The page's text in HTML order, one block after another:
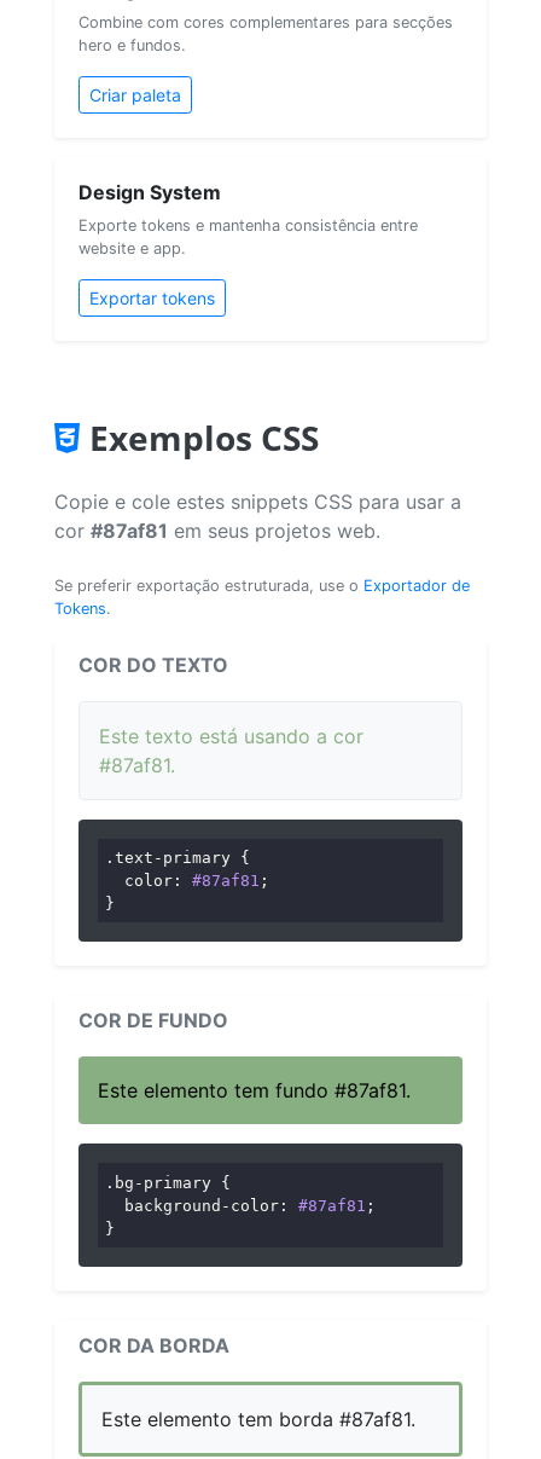
Combine com cores complementares para secções
hero e fundos.
Criar paleta
Design System
Exporte tokens e mantenha consistência entre
website e app.
Exportar tokens
Exemplos CSS
Copie e cole estes snippets CSS para usar a
cor #87af81 em seus projetos web.
Se preferir exportação estruturada, use o Exportador de
Tokens.
COR DO TEXTO
Este texto está usando a cor
#87af81.
.text-primary {
color : #87af81 ;
}
COR DE FUNDO
Este elemento tem fundo #87af81.
.bg-primary {
background-color : #87af81 ;
}
COR DA BORDA
Este elemento tem borda #87af81.